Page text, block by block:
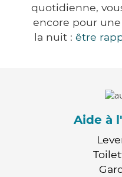
quotidienne,
encore pour
la nuit : être
Aide à